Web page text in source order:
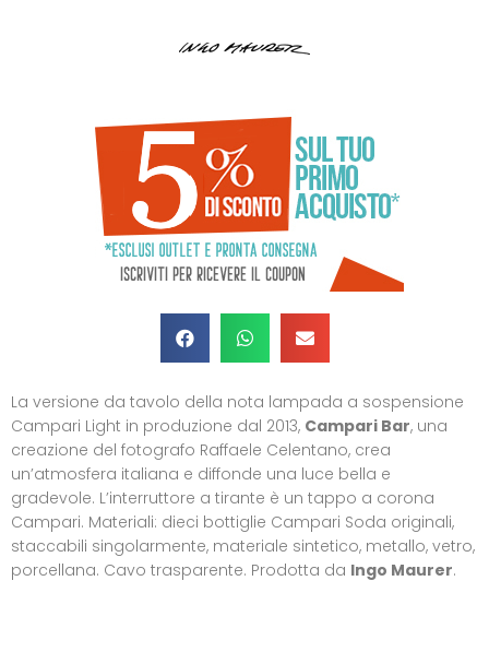
La versione da tavolo della nota lampada a sospensione
Campari Light in produzione dal 2013, Campari Bar, una
creazione del fotografo Raffaele Celentano, crea
un’atmosfera italiana e diffonde una luce bella e
gradevole. L’interruttore a tirante è un tappo a corona
Campari. Materiali: dieci bottiglie Campari Soda originali,
staccabili singolarmente, materiale sintetico, metallo, vetro,
porcellana. Cavo trasparente. Prodotta da Ingo Maurer.